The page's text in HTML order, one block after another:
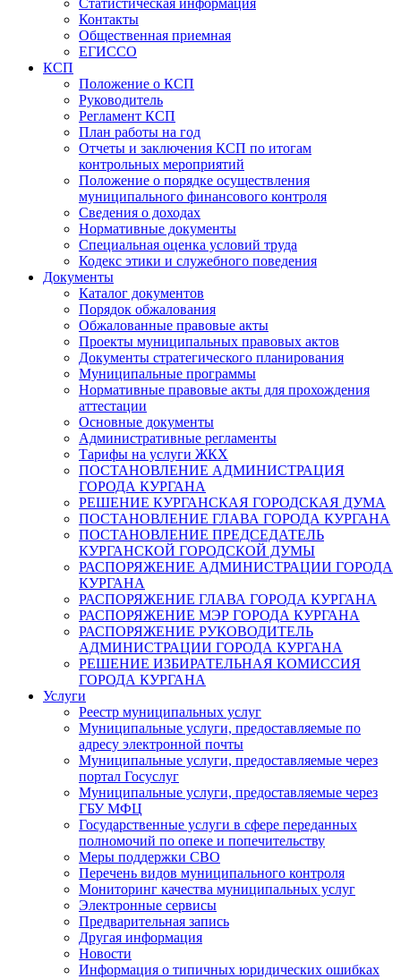
Статистическая информация
Контакты
Общественная приемная
ЕГИССО
КСП
Положение о КСП
Руководитель
Регламент КСП
План работы на год
Отчеты и заключения КСП по итогам
контрольных мероприятий
Положение о порядке осуществления
муниципального финансового контроля
Сведения о доходах
Нормативные документы
Специальная оценка условий труда
Кодекс этики и служебного поведения
Документы
Каталог документов
Порядок обжалования
Обжалованные правовые акты
Проекты муниципальных правовых актов
Документы стратегического планирования
Муниципальные программы
Нормативные правовые акты для прохождения
аттестации
Основные документы
Административные регламенты
Тарифы на услуги ЖКХ
ПОСТАНОВЛЕНИЕ АДМИНИСТРАЦИЯ
ГОРОДА КУРГАНА
РЕШЕНИЕ КУРГАНСКАЯ ГОРОДСКАЯ ДУМА
ПОСТАНОВЛЕНИЕ ГЛАВА ГОРОДА КУРГАНА
ПОСТАНОВЛЕНИЕ ПРЕДСЕДАТЕЛЬ
КУРГАНСКОЙ ГОРОДСКОЙ ДУМЫ
РАСПОРЯЖЕНИЕ АДМИНИСТРАЦИИ ГОРОДА
КУРГАНА
РАСПОРЯЖЕНИЕ ГЛАВА ГОРОДА КУРГАНА
РАСПОРЯЖЕНИЕ МЭР ГОРОДА КУРГАНА
РАСПОРЯЖЕНИЕ РУКОВОДИТЕЛЬ
АДМИНИСТРАЦИИ ГОРОДА КУРГАНА
РЕШЕНИЕ ИЗБИРАТЕЛЬНАЯ КОМИССИЯ
ГОРОДА КУРГАНА
Услуги
Реестр муниципальных услуг
Муниципальные услуги, предоставляемые по
адресу электронной почты
Муниципальные услуги, предоставляемые через
портал Госуслуг
Муниципальные услуги, предоставляемые через
ГБУ МФЦ
Государственные услуги в сфере переданных
полномочий по опеке и попечительству
Меры поддержки СВО
Перечень видов муниципального контроля
Мониторинг качества муниципальных услуг
Электронные сервисы
Предварительная запись
Другая информация
Новости
Информация о типичных юридических ошибках